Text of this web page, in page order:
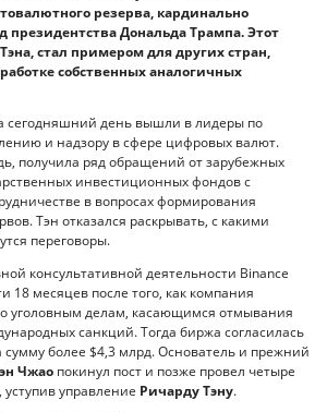
резерва, кардинально
президентства Дональда Трампа. Этот
стал примером для других стран,
собственных аналогичных
сегодняшний день вышли в лидеры по
и надзору в сфере цифровых валют.
получила ряд обращений от зарубежных
инвестиционных фондов с
в вопросах формирования
Тэн отказался раскрывать, с какими
переговоры.
консультативной деятельности Binance
18 месяцев после того, как компания
уголовным делам, касающимся отмывания
санкций. Тогда биржа согласилась
более $4,3 млрд. Основатель и прежний
Чжао покинул пост и позже провел четыре
управление Ричарду Тэну.